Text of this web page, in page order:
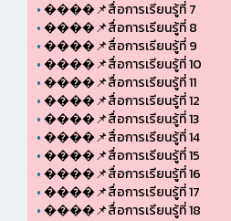
•����📌สื่อการเรียนรู้ที่ 7
•����📌สื่อการเรียนรู้ที่ 8
•����📌สื่อการเรียนรู้ที่ 9
•����📌สื่อการเรียนรู้ที่ 10
•����📌สื่อการเรียนรู้ที่ 11
•����📌สื่อการเรียนรู้ที่ 12
•����📌สื่อการเรียนรู้ที่ 13
•����📌สื่อการเรียนรู้ที่ 14
•����📌สื่อการเรียนรู้ที่ 15
•����📌สื่อการเรียนรู้ที่ 16
•����📌สื่อการเรียนรู้ที่ 17
•����📌สื่อการเรียนรู้ที่ 18